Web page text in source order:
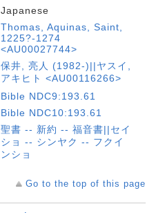
Japanese
Thomas, Aquinas, Saint,
1225?-1274
<AU00027744>
保井, 亮人 (1982-)||ヤスイ,
アキヒト <AU00116266>
Bible NDC9:193.61
Bible NDC10:193.61
聖書 -- 新約 -- 福音書||セイ
ショ -- シンヤク -- フクイ
ンショ
Go to the top of this page